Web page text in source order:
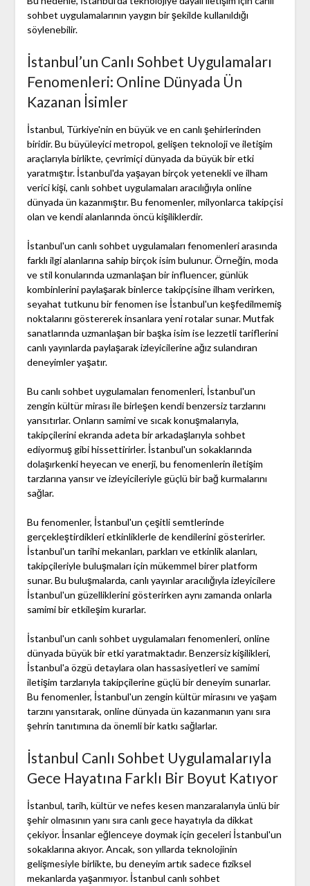
sohbet uygulamalarının yaygın bir şekilde kullanıldığı
söylenebilir.
İstanbul’un Canlı Sohbet Uygulamaları
Fenomenleri: Online Dünyada Ün
Kazanan İsimler
İstanbul, Türkiye'nin en büyük ve en canlı şehirlerinden
biridir. Bu büyüleyici metropol, gelişen teknoloji ve iletişim
araçlarıyla birlikte, çevrimiçi dünyada da büyük bir etki
yaratmıştır. İstanbul'da yaşayan birçok yetenekli ve ilham
verici kişi, canlı sohbet uygulamaları aracılığıyla online
dünyada ün kazanmıştır. Bu fenomenler, milyonlarca takipçisi
olan ve kendi alanlarında öncü kişiliklerdir.
İstanbul'un canlı sohbet uygulamaları fenomenleri arasında
farklı ilgi alanlarına sahip birçok isim bulunur. Örneğin, moda
ve stil konularında uzmanlaşan bir influencer, günlük
kombinlerini paylaşarak binlerce takipçisine ilham verirken,
seyahat tutkunu bir fenomen ise İstanbul'un keşfedilmemiş
noktalarını göstererek insanlara yeni rotalar sunar. Mutfak
sanatlarında uzmanlaşan bir başka isim ise lezzetli tariflerini
canlı yayınlarda paylaşarak izleyicilerine ağız sulandıran
deneyimler yaşatır.
Bu canlı sohbet uygulamaları fenomenleri, İstanbul'un
zengin kültür mirası ile birleşen kendi benzersiz tarzlarını
yansıtırlar. Onların samimi ve sıcak konuşmalarıyla,
takipçilerini ekranda adeta bir arkadaşlarıyla sohbet
ediyormuş gibi hissettirirler. İstanbul'un sokaklarında
dolaşırkenki heyecan ve enerji, bu fenomenlerin iletişim
tarzlarına yansır ve izleyicileriyle güçlü bir bağ kurmalarını
sağlar.
Bu fenomenler, İstanbul'un çeşitli semtlerinde
gerçekleştirdikleri etkinliklerle de kendilerini gösterirler.
İstanbul'un tarihi mekanları, parkları ve etkinlik alanları,
takipçileriyle buluşmaları için mükemmel birer platform
sunar. Bu buluşmalarda, canlı yayınlar aracılığıyla izleyicilere
İstanbul'un güzelliklerini gösterirken aynı zamanda onlarla
samimi bir etkileşim kurarlar.
İstanbul'un canlı sohbet uygulamaları fenomenleri, online
dünyada büyük bir etki yaratmaktadır. Benzersiz kişilikleri,
İstanbul'a özgü detaylara olan hassasiyetleri ve samimi
iletişim tarzlarıyla takipçilerine güçlü bir deneyim sunarlar.
Bu fenomenler, İstanbul'un zengin kültür mirasını ve yaşam
tarzını yansıtarak, online dünyada ün kazanmanın yanı sıra
şehrin tanıtımına da önemli bir katkı sağlarlar.
İstanbul Canlı Sohbet Uygulamalarıyla
Gece Hayatına Farklı Bir Boyut Katıyor
İstanbul, tarih, kültür ve nefes kesen manzaralarıyla ünlü bir
şehir olmasının yanı sıra canlı gece hayatıyla da dikkat
çekiyor. İnsanlar eğlenceye doymak için geceleri İstanbul'un
sokaklarına akıyor. Ancak, son yıllarda teknolojinin
gelişmesiyle birlikte, bu deneyim artık sadece fiziksel
mekanlarda yaşanmıyor. İstanbul canlı sohbet